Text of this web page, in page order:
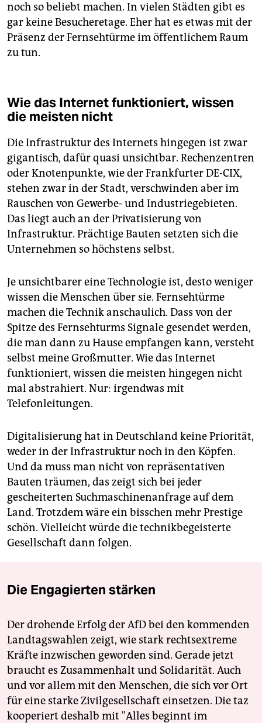
noch so beliebt machen. In vielen Städten gibt es
gar keine Besucheretage. Eher hat es etwas mit der
Präsenz der Fernsehtürme im öffentlichem Raum
zu tun.
Wie das Internet funktioniert, wissen
die meisten nicht
Die Infrastruktur des Internets hingegen ist zwar
gigantisch, dafür quasi unsichtbar. Rechenzentren
oder Knotenpunkte, wie der Frankfurter DE-CIX,
stehen zwar in der Stadt, verschwinden aber im
Rauschen von Gewerbe- und Industriegebieten.
Das liegt auch an der Privatisierung von
Infrastruktur. Prächtige Bauten setzten sich die
Unternehmen so höchstens selbst.
Je unsichtbarer eine Technologie ist, desto weniger
wissen die Menschen über sie. Fernsehtürme
machen die Technik anschaulich. Dass von der
Spitze des Fernsehturms Signale gesendet werden,
die man dann zu Hause empfangen kann, versteht
selbst meine Großmutter. Wie das Internet
funktioniert, wissen die meisten hingegen nicht
mal abstrahiert. Nur: irgendwas mit
Telefonleitungen.
Digitalisierung hat in Deutschland keine Priorität,
weder in der Infrastruktur noch in den Köpfen.
Und da muss man nicht von repräsentativen
Bauten träumen, das zeigt sich bei jeder
gescheiterten Suchmaschinenanfrage auf dem
Land. Trotzdem wäre ein bisschen mehr Prestige
schön. Vielleicht würde die technikbegeisterte
Gesellschaft dann folgen.
Die Engagierten stärken
Der drohende Erfolg der AfD bei den kommenden
Landtagswahlen zeigt, wie stark rechtsextreme
Kräfte inzwischen geworden sind. Gerade jetzt
braucht es Zusammenhalt und Solidarität. Auch
und vor allem mit den Menschen, die sich vor Ort
für eine starke Zivilgesellschaft einsetzen. Die taz
kooperiert deshalb mit "Alles beginnt im